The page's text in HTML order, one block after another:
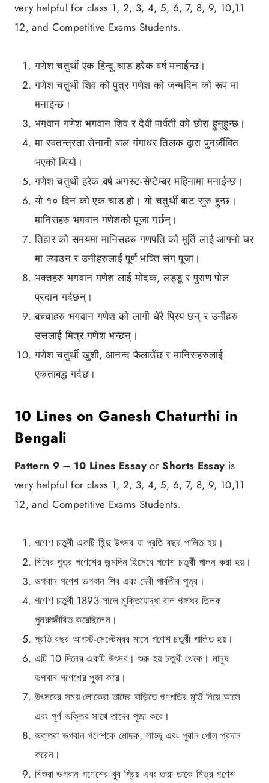
very helpful for class 1, 2, 3, 4, 5, 6, 7, 8, 9, 10,11
12, and Competitive Exams Students.
गणेश चतुर्थी एक हिन्दू चाड हरेक बर्ष मनाईन्छ।
गणेश चतुर्थी शिव को पुत्र गणेश को जन्मदिन को रूप मा
मनाईन्छ।
भगवान गणेश भगवान शिव र देवी पार्वती को छोरा हुनुहुन्छ।
मा स्वतन्त्रता सेनानी बाल गंगाधर तिलक द्वारा पुनर्जीवित
भएको थियो।
गणेश चतुर्थी हरेक बर्ष अगस्ट-सेप्टेम्बर महिनामा मनाईन्छ।
यो १० दिन को एक चाड हो। यो चतुर्थी बाट सुरु हुन्छ।
मानिसहरु भगवान गणेशको पूजा गर्छन्।
तिहार को समयमा मानिसहरु गणपति को मूर्ति लाई आफ्नो घर
मा ल्याउन र उनीहरुलाई पूर्ण भक्ति संग पूजा।
भक्तहरु भगवान गणेश लाई मोदक, लड्डू र पुराण पोल
प्रदान गर्दछन्।
बच्चाहरु भगवान गणेश को लागी धेरै प्रिय छन् र उनीहरु
उसलाई मित्र गणेश भन्छन्।
गणेश चतुर्थी खुशी, आनन्द फैलाउँछ र मानिसहरुलाई
एकताबद्ध गर्दछ।
10 Lines on Ganesh Chaturthi in
Bengali
Pattern 9 – 10 Lines EssayorShorts Essay is
very helpful for class 1, 2, 3, 4, 5, 6, 7, 8, 9, 10,11
12, and Competitive Exams Students.
গণেশ চতুর্থী একটি হিন্দু উৎসব যা প্রতি বছর পালিত হয়।
শিবের পুত্র গণেশের জন্মদিন হিসেবে গণেশ চতুর্থী পালন করা হয়।
ভগবান গণেশ ভগবান শিব এবং দেবী পার্বতীর পুত্র।
গণেশ চতুর্থী 1893 সালে মুক্তিযোদ্ধা বাল গঙ্গাধর তিলক
পুনরুজ্জীবিত করেছিলেন।
প্রতি বছর আগস্ট-সেপ্টেম্বর মাসে গণেশ চতুর্থী পালিত হয়।
এটি 10 ​​দিনের একটি উৎসব। শুরু হয় চতুর্থী থেকে। মানুষ
ভগবান গণেশের পূজা করে।
উৎসবের সময় লোকেরা তাদের বাড়িতে গণপতির মূর্তি নিয়ে আসে
এবং পূর্ণ ভক্তির সাথে তাদের পূজা করে।
ভক্তরা ভগবান গণেশকে মোদক, লাড্ডু এবং পুরান পোল প্রদান
করেন।
শিশুরা ভগবান গণেশের খুব প্রিয় এবং তারা তাকে মিত্র গণেশ